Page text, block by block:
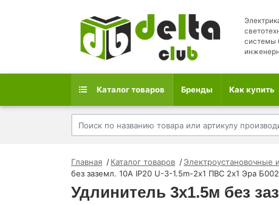
системы
Каталог товаров Бренды Как купить
Главная Каталог товаров Электроустановочные
без заземл. 10А IP20 U-3-1.5m-2х1 ПВС 2х1 Эра
Удлинитель 3х1.5м без